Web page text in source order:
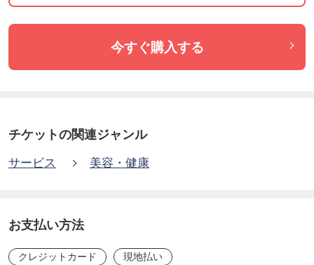
「気の滞り」を受けている原因が特定できます。続
けてハーモナイズ(波動で調和させる)すると、その
の環境にある場合と酸・アルカリのバランス、栄養
食生活習慣を変えない限り不調は繰り返されます。
あるからだの不調の原因を削減することなしにトリ
さず、「生活習慣と環境」を整えることで健康は持
今すぐ購入する
チケットの関連ジャンル
サービス 美容・健康
お支払い方法
クレジットカード 現地払い